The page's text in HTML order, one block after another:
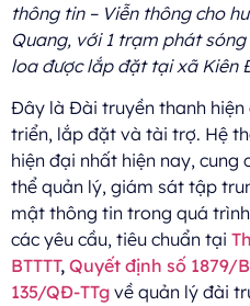
thông tin – Viễn thông cho
Quang, với 1 trạm phát
loa được lắp đặt tại xã Kiên
Đây là Đài truyền thanh
triển, lắp đặt và tài trợ. Hệ
hiện đại nhất hiện nay, cung
thể quản lý, giám sát tập
mật thông tin trong quá
các yêu cầu, tiêu chuẩn tại
BTTTT, Quyết định số 1879/
135/QĐ-TTg về quản lý đài